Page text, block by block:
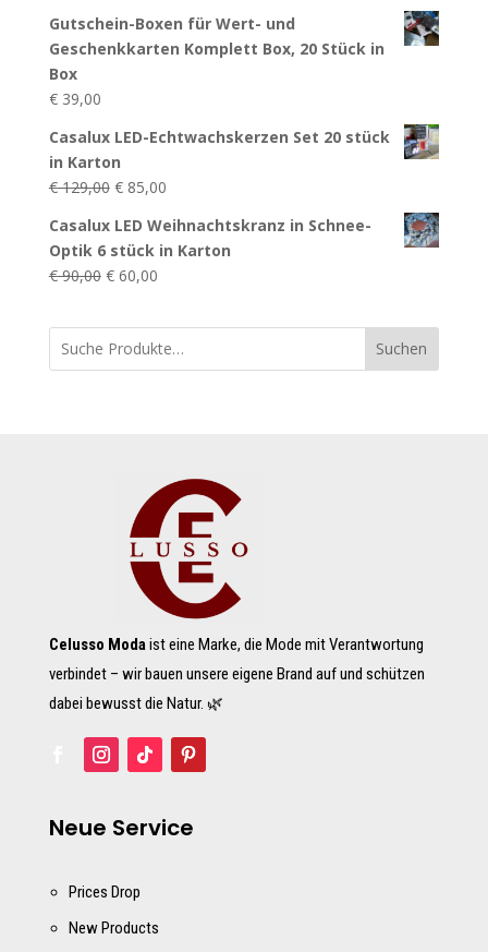
Gutschein-Boxen für Wert- und
Geschenkkarten Komplett Box, 20 Stück in
Box
€39,00
Casalux LED-Echtwachskerzen Set 20 stück
in Karton
€129,00 Ursprünglicher
war:
€ 129,00
€85,00Aktueller
ist:
€ 85,00.
Casalux LED Weihnachtskranz in Schnee-
Optik 6 stück in Karton
€90,00 Ursprünglicher
war:
€ 90,00
€60,00Aktueller
ist:
€ 60,00.
Suchen
Celusso Moda ist eine Marke, die Mode mit Verantwortung
verbindet – wir bauen unsere eigene Brand auf und schützen
dabei bewusst die Natur. 🌿
Neue Service
Prices Drop
New Products